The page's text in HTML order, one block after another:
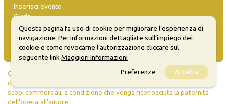
Inserisci evento
Guida
FAQ
info@materaevents.it
Quanto realizzato è sottoposto a licenza CC-BY-SA che permette di
distribuire, modificare, creare opere derivate dall'originale, anche a
scopi commerciali, a condizione che venga riconosciuta la paternità
dell'opera all'autore.
Questa pagina fa uso di cookie per migliorare l’esperienza di
navigazione. Per informazioni dettagliate sull’impiego dei
cookie e come revocarne l’autorizzazione cliccare sul
seguente linkMaggiori Informazioni
Preferenze
Accetta